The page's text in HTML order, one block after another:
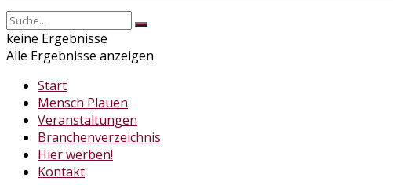
keine Ergebnisse
Alle Ergebnisse anzeigen
Start
Mensch Plauen
Veranstaltungen
Branchenverzeichnis
Hier werben!
Kontakt